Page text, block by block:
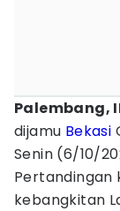
Palembang,
dijamu Bekasi
Senin (6/10/
kebangkitan